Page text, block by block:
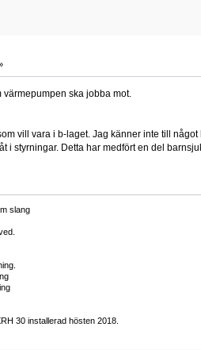
ska jobba mot.
vill vara i b-laget. Jag känner inte till
i styrningar. Detta har medfört en del
slang
30 installerad hösten 2018.